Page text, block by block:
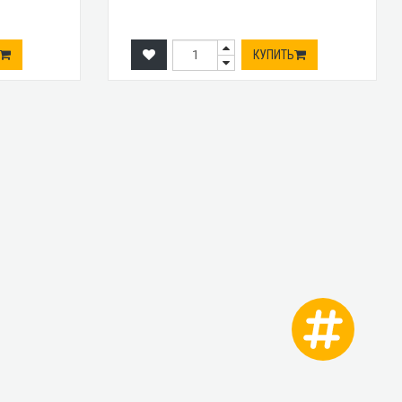
КУПИТЬ